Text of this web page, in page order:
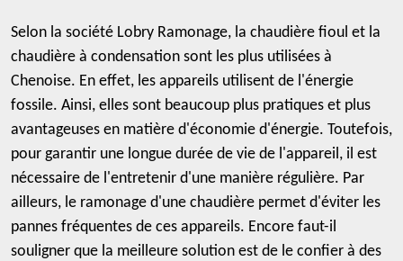
Selon la société Lobry Ramonage, la chaudière fioul et la
chaudière à condensation sont les plus utilisées à
Chenoise. En effet, les appareils utilisent de l'énergie
fossile. Ainsi, elles sont beaucoup plus pratiques et plus
avantageuses en matière d'économie d'énergie. Toutefois,
pour garantir une longue durée de vie de l'appareil, il est
nécessaire de l'entretenir d'une manière régulière. Par
ailleurs, le ramonage d'une chaudière permet d'éviter les
pannes fréquentes de ces appareils. Encore faut-il
souligner que la meilleure solution est de le confier à des